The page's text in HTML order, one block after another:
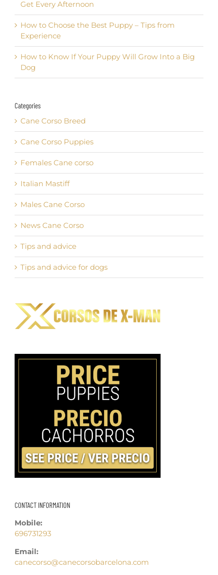
Get Every Afternoon
How to Choose the Best Puppy – Tips from
Experience
How to Know If Your Puppy Will Grow Into a Big
Dog
Categories
Cane Corso Breed
Cane Corso Puppies
Females Cane corso
Italian Mastiff
Males Cane Corso
News Cane Corso
Tips and advice
Tips and advice for dogs
CONTACT INFORMATION
Mobile:
696731293
Email:
canecorso@canecorsobarcelona.com